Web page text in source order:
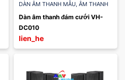
DÀN ÂM THANH MẪU, ÂM THANH
Dàn âm thanh đám cưới VH-
DC010
lien_he